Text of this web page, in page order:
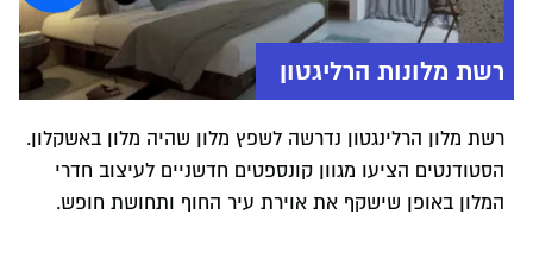
רשת מלונות הרליגטון
רשת מלון הרלינגטון נדרשה לשפץ מלון שהיה מלון באשקלון.
הסטודנטים הציעו מגוון קונספטים חדשניים לעיצוב חדרי
המלון באופן שישקף את אוירת עיר החוף ותחושת חופש.